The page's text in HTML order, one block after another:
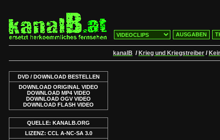
AUSGABEN
kanalB / Krieg und Kriegstreiber /
DVD / DOWNLOAD BESTELLEN
DOWNLOAD ORIGINAL VIDEO
DOWNLOAD MP4 VIDEO
DOWNLOAD OGV VIDEO
DOWNLOAD FLASH VIDEO
QUELLE: KANALB.ORG
LIZENZ: CCL A-NC-SA 3.0